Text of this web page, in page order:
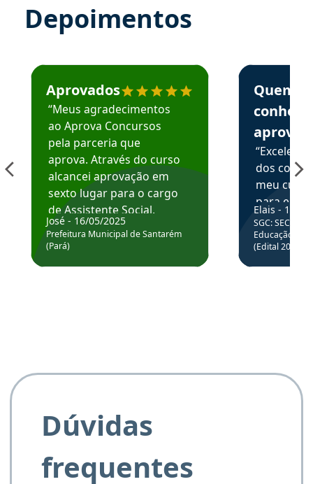
Depoimentos
Estudante José recomenda o Aprova Concursos em
Aprovados
“Meus agradecimentos
ao Aprova Concursos
pela parceria que
aprova. Através do curso
alcancei aprovação em
sexto lugar para o cargo
de Assistente Social.
Hoje estou atuando na
Prefeitura de Santarém.
José - 16/05/2025
Prefeitura Municipal de Santarém
(Pará)
Estudante
Quem
aprova
dos
meu
para
colocar
através
de
Elais - 15/
SGC: SEC BA
Educação
(Edital
Dúvidas
frequentes